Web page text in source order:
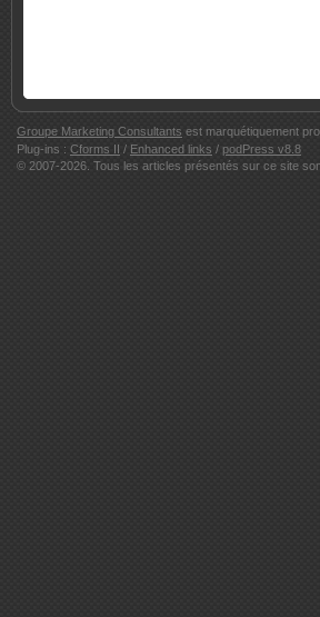
Groupe Marketing Consultants est marquétiquement
Plug-ins : Cforms II / Enhanced links / podPress v8.8
© 2007-2026. Tous les articles présentés sur ce site